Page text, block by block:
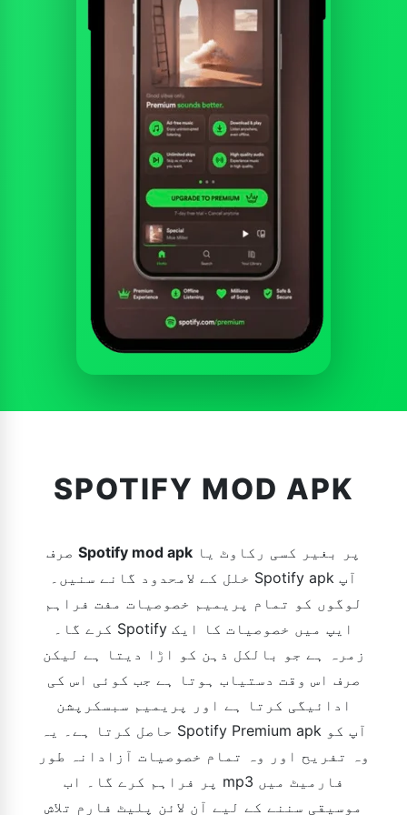
SPOTIFY MOD APK
Spotify mod apk
خلل کے لامحدود گانے سنیں۔ Spotify apk آپ
لوگوں کو تمام پریمیم خصوصیات مفت فراہم
کرے گا۔ Spotify ایپ میں خصوصیات کا ایک
زمرہ ہے جو بالکل ذہن کو اڑا دیتا ہے لیکن
صرف اس وقت دستیاب ہوتا ہے جب کوئی اس کی
ادائیگی کرتا ہے اور پریمیم سبسکرپشن
حاصل کرتا ہے۔ یہ Spotify Premium apk آپ کو
وہ تفریح ​​اور وہ تمام خصوصیات آزادانہ طور
پر فراہم کرے گا۔ اب mp3 فارمیٹ میں
موسیقی سننے کے لیے آن لائن پلیٹ فارم تلاش